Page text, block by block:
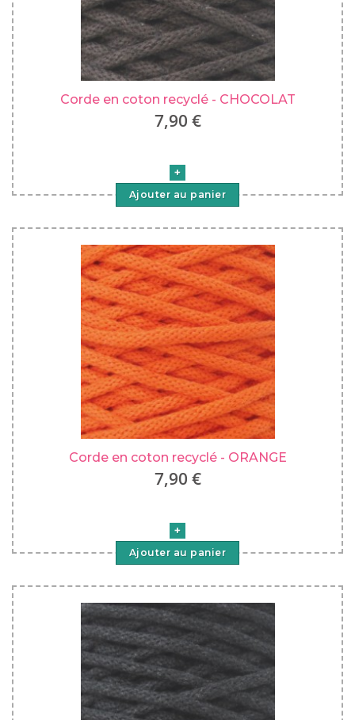
Corde en coton recyclé - CHOCOLAT
7,90 €
Ajouter au panier
Corde en coton recyclé - ORANGE
7,90 €
Ajouter au panier